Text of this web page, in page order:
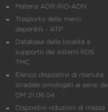
Materia ADR-RID-ADN
Trasporto delle merci
deperibili - ATP
Database delle località a
supporto dei sistemi RDS
TMC
Elenco dispositivi di ritenuta
stradale omologati ai sensi del
DM 21.06.04
Dispositivi riduzioni di massa